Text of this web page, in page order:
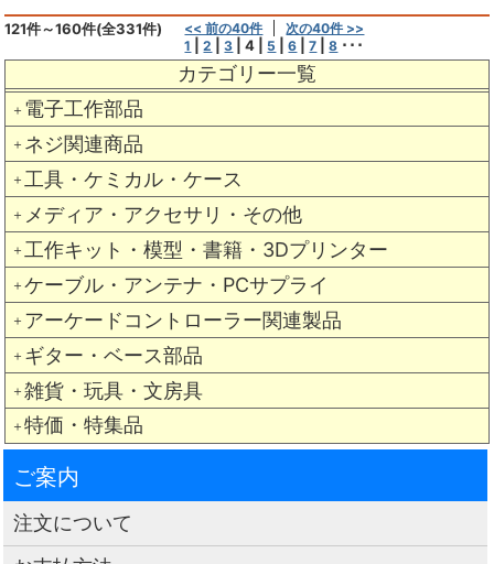
カテゴリー一覧
＋ 電子工作部品
＋ ネジ関連商品
＋ 工具・ケミカル・ケース
＋ メディア・アクセサリ・その他
＋ 工作キット・模型・書籍・3Dプリンター
＋ ケーブル・アンテナ・PCサプライ
＋ アーケードコントローラー関連製品
＋ ギター・ベース部品
＋ 雑貨・玩具・文房具
＋ 特価・特集品
121件～160件(全331件) << 前の40件
次の40件 >>
1
|2 |3 |4 5 |6 |7 |8 ･･･
ご案内
注文について